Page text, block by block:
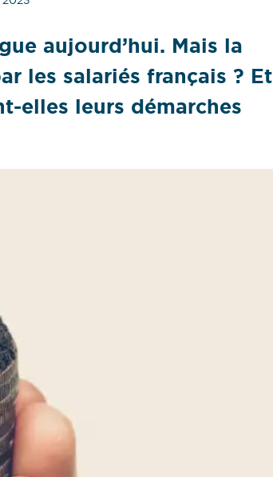
aujourd’hui. Mais la
les salariés français ? Et
elles leurs démarches